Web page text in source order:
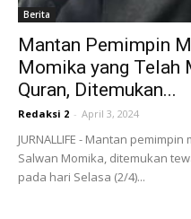
Berita
Mantan Pemimpin
Momika yang Telah
Quran, Ditemukan...
Redaksi 2 - April 3, 2024
JURNALLIFE - Mantan
Salwan Momika, ditemukan
pada hari Selasa (2/4)...